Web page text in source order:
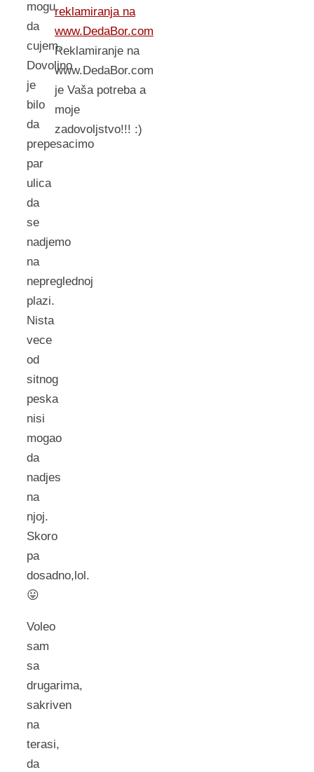
mogu
da
cujem.
Dovoljno
je
bilo
da
prepesacimo
par
ulica
da
se
nadjemo
na
nepreglednoj
plazi.
Nista
vece
od
sitnog
peska
nisi
mogao
da
nadjes
na
njoj.
Skoro
pa
dosadno,lol.
😛
Voleo
sam
sa
drugarima,
sakriven
na
terasi,
da
reklamiranja na
www.DedaBor.com
Reklamiranje na
www.DedaBor.com
je Vaša potreba a
moje
zadovoljstvo!!! :)